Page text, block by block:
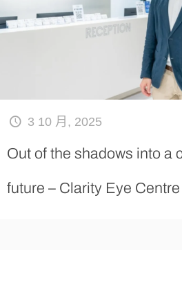
3 10 月, 2025
Out of the shadows into a
future – Clarity Eye Centre